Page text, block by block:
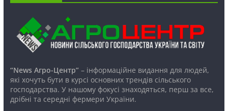
“News Агро-Центр”– інформаційне видання для людей,
які хочуть бути в курсі основних трендів сільського
господарства. У нашому фокусі знаходяться, перш за все,
дрібні та середні фермери України.